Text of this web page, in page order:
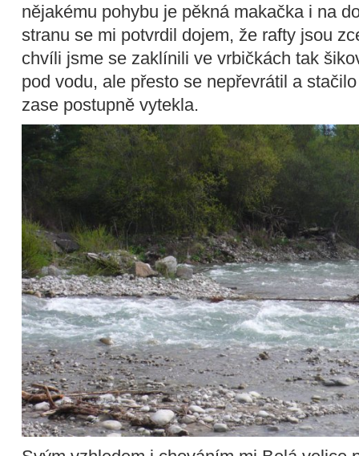
nějakému pohybu je pěkná makačka i na
stranu se mi potvrdil dojem, že rafty jsou
chvíli jsme se zaklínili ve vrbičkách tak
pod vodu, ale přesto se nepřevrátil a
zase postupně vytekla.